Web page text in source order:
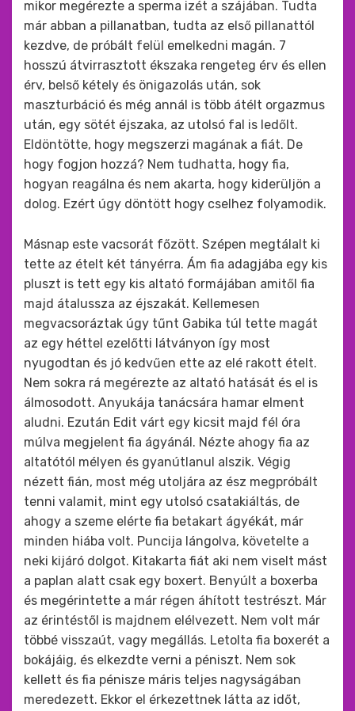
mikor megérezte a sperma izét a szájában. Tudta
már abban a pillanatban, tudta az első pillanattól
kezdve, de próbált felül emelkedni magán. 7
hosszú átvirrasztott ékszaka rengeteg érv és ellen
érv, belső kétely és önigazolás után, sok
maszturbáció és még annál is több átélt orgazmus
után, egy sötét éjszaka, az utolsó fal is ledőlt.
Eldöntötte, hogy megszerzi magának a fiát. De
hogy fogjon hozzá? Nem tudhatta, hogy fia,
hogyan reagálna és nem akarta, hogy kiderüljön a
dolog. Ezért úgy döntött hogy cselhez folyamodik.
Másnap este vacsorát főzött. Szépen megtálalt ki
tette az ételt két tányérra. Ám fia adagjába egy kis
pluszt is tett egy kis altató formájában amitől fia
majd átalussza az éjszakát. Kellemesen
megvacsoráztak úgy tűnt Gabika túl tette magát
az egy héttel ezelőtti látványon így most
nyugodtan és jó kedvűen ette az elé rakott ételt.
Nem sokra rá megérezte az altató hatását és el is
álmosodott. Anyukája tanácsára hamar elment
aludni. Ezután Edit várt egy kicsit majd fél óra
múlva megjelent fia ágyánál. Nézte ahogy fia az
altatótól mélyen és gyanútlanul alszik. Végig
nézett fián, most még utoljára az ész megpróbált
tenni valamit, mint egy utolsó csatakiáltás, de
ahogy a szeme elérte fia betakart ágyékát, már
minden hiába volt. Puncija lángolva, követelte a
neki kijáró dolgot. Kitakarta fiát aki nem viselt mást
a paplan alatt csak egy boxert. Benyúlt a boxerba
és megérintette a már régen áhított testrészt. Már
az érintéstől is majdnem elélvezett. Nem volt már
többé visszaút, vagy megállás. Letolta fia boxerét a
bokájáig, és elkezdte verni a péniszt. Nem sok
kellett és fia pénisze máris teljes nagyságában
meredezett. Ekkor el érkezettnek látta az időt,